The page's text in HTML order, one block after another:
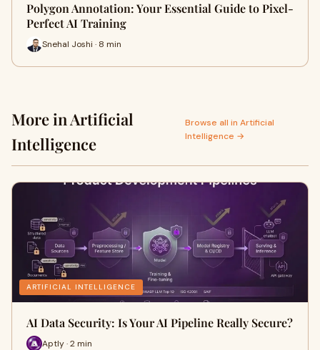
Polygon Annotation: Your Essential Guide to Pixel-
Perfect AI Training
Snehal Joshi · 8 min
More in Artificial
Intelligence
Browse all in Artificial
Intelligence →
ARTIFICIAL INTELLIGENCE
AI Data Security: Is Your AI Pipeline Really Secure?
Aptly · 2 min